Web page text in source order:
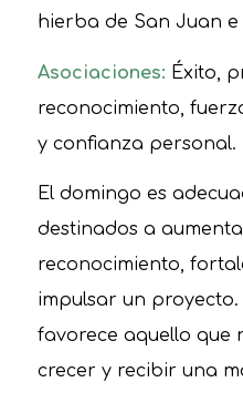
hierba de San Juan e
Asociaciones: Éxito,
reconocimiento,
y confianza personal.
El domingo es
destinados a
reconocimiento,
impulsar un
favorece aquello que
crecer y recibir una